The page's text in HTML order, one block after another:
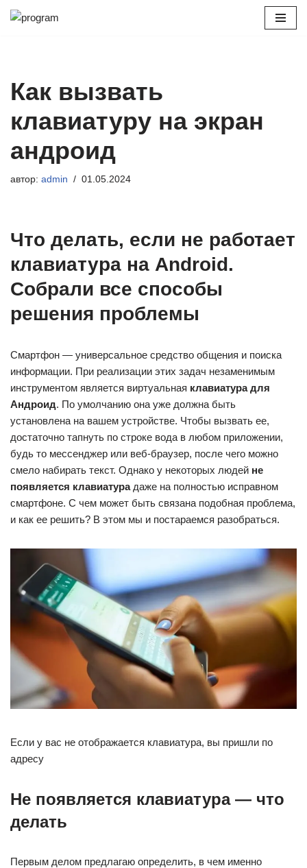
Как вызвать
клавиатуру на экран
андроид
автор: admin 01.05.2024
Что делать, если не работает
клавиатура на Android.
Собрали все способы
решения проблемы
Смартфон — универсальное средство общения и поиска
информации. При реализации этих задач незаменимым
инструментом является виртуальная клавиатура для
Андроид. По умолчанию она уже должна быть
установлена на вашем устройстве. Чтобы вызвать ее,
достаточно тапнуть по строке вода в любом приложении,
будь то мессенджер или веб-браузер, после чего можно
смело набирать текст. Однако у некоторых людей не
появляется клавиатурадаже на полностью исправном
смартфоне. С чем может быть связана подобная проблема,
и как ее решить? В этом мы и постараемся разобраться.
Если у вас не отображается клавиатура, вы пришли по
адресу
Не появляется клавиатура — что
делать
Первым делом предлагаю определить, в чем именно